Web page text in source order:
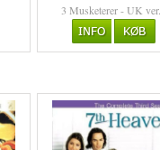
3 Musketerer - UK ver...